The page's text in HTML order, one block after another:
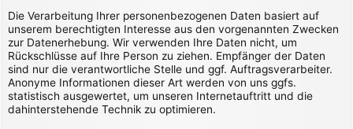
Die Verarbeitung Ihrer personenbezogenen Daten basiert auf
unserem berechtigten Interesse aus den vorgenannten Zwecken
zur Datenerhebung. Wir verwenden Ihre Daten nicht, um
Rückschlüsse auf Ihre Person zu ziehen. Empfänger der Daten
sind nur die verantwortliche Stelle und ggf. Auftragsverarbeiter.
Anonyme Informationen dieser Art werden von uns ggfs.
statistisch ausgewertet, um unseren Internetauftritt und die
dahinterstehende Technik zu optimieren.